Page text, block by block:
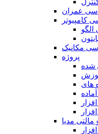
عمران
کامپیوتر
مکانیک
پروژه
شده
مدیا